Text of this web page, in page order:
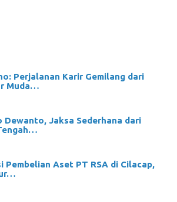
Perjalanan Karir Gemilang dari
Muda…
Dewanto, Jaksa Sederhana dari
Pembelian Aset PT RSA di Cilacap,